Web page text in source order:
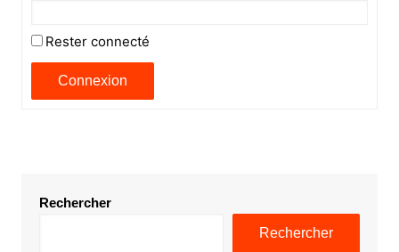
Rester connecté
Connexion
Rechercher
Rechercher